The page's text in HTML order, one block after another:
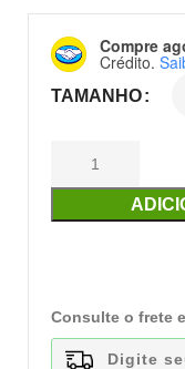
Compre
Crédito.
TAMANHO
Consulte o frete